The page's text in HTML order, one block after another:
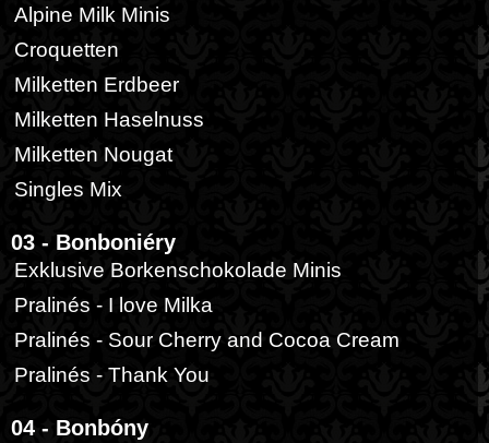
Alpine Milk Minis
Croquetten
Milketten Erdbeer
Milketten Haselnuss
Milketten Nougat
Singles Mix
03 - Bonboniéry
Exklusive Borkenschokolade Minis
Pralinés - I love Milka
Pralinés - Sour Cherry and Cocoa Cream
Pralinés - Thank You
04 - Bonbóny